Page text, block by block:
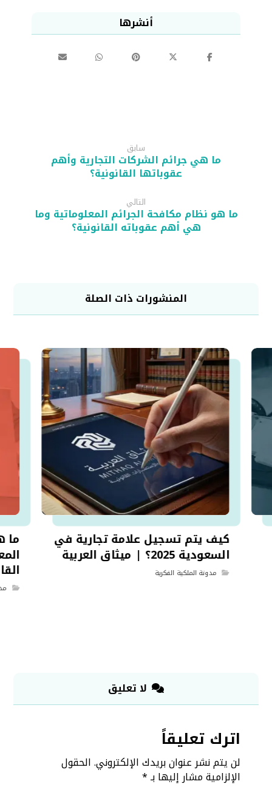
سابق
ما هي جرائم الشركات التجارية وأهم
عقوباتها القانونية؟
التالي
ما هو نظام مكافحة الجرائم المعلوماتية وما
هي أهم عقوباته القانونية؟
المنشورات ذات الصلة
كيف يتم تسجيل علامة تجارية في
السعودية 2025؟ | ميثاق العربية
مدونة الملكية الفكرية
ما
لا تعليق
اترك تعليقاً
لن يتم نشر عنوان بريدك الإلكتروني.الحقول
الإلزامية مشار إليها بـ*